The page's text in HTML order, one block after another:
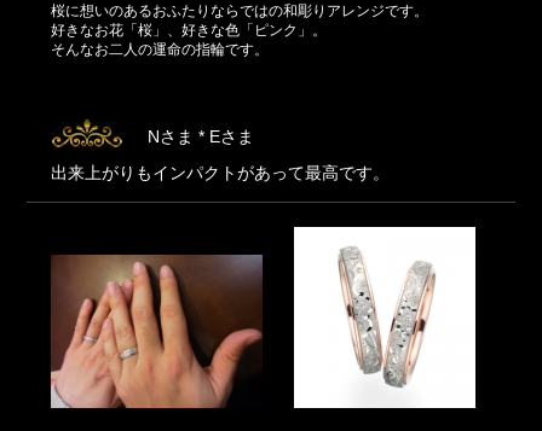
桜に想いのあるおふたりならではの和彫りアレンジです。
好きなお花「桜」、好きな色「ピンク」。
そんなお二人の運命の指輪です。
Nさま * Eさま
出来上がりもインパクトがあって最高です。